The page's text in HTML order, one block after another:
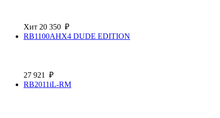
Хит 20 350 ₽
RB1100AHX4 DUDE EDITION
27 921
₽
RB2011iL-RM